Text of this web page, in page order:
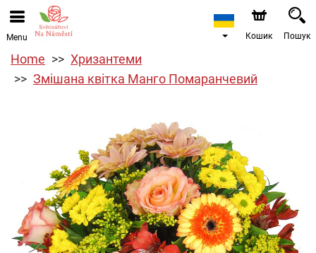
Menu Кошик Пошук
Home
Хризантеми
Змішана квітка Манго Помаранчевий